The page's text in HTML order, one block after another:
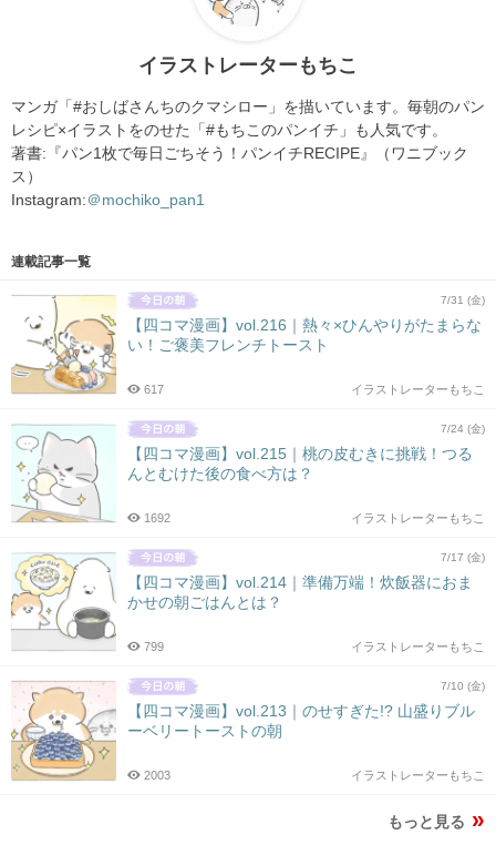
イラストレーターもちこ
マンガ「#おしばさんちのクマシロー」を描いています。毎朝のパン
レシピ×イラストをのせた「#もちこのパンイチ」も人気です。
著書:『パン1枚で毎日ごちそう！パンイチRECIPE』（ワニブック
ス）
Instagram: ＠mochiko_pan1
連載記事一覧
7/31 (金)
【四コマ漫画】vol.216｜熱々×ひんやりがたまらな
い！ご褒美フレンチトースト
イラストレーターもちこ
617
7/24 (金)
【四コマ漫画】vol.215｜桃の皮むきに挑戦！つる
んとむけた後の食べ方は？
イラストレーターもちこ
1692
7/17 (金)
【四コマ漫画】vol.214｜準備万端！炊飯器におま
かせの朝ごはんとは？
イラストレーターもちこ
799
7/10 (金)
【四コマ漫画】vol.213｜のせすぎた!? 山盛りブル
ーベリートーストの朝
イラストレーターもちこ
2003
もっと見る